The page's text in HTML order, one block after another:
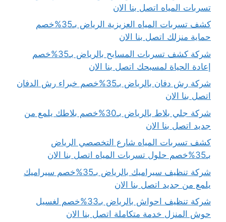
تسربات المياه اتصل بنا الان
كشف تسربات المياه العزيزية الرياض بـ35%خصم
حماية منزلك اتصل بنا الان
شركة كشف تسربات المسابح بالرياض بـ35%خصم
إعادة الحياة لمسبحك اتصل بنا الان
شركة رش دفان بالرياض بـ35%خصم خبراء رش الدفان
اتصل بنا الان
شركة جلي بلاط بالرياض بـ30%خصم بلاطك يلمع من
جديد اتصل بنا الان
كشف تسربات المياه شارع التخصصي الرياض
بـ35%خصم حلول تسربات المياه اتصل بنا الان
شركة تنظيف سيراميك بالرياض بـ35%خصم سيراميك
يلمع من جديد اتصل بنا الان
شركة تنظيف احواش بالرياض بـ33%خصم لغسيل
حوش المنزل خدمة متكاملة اتصل بنا الان